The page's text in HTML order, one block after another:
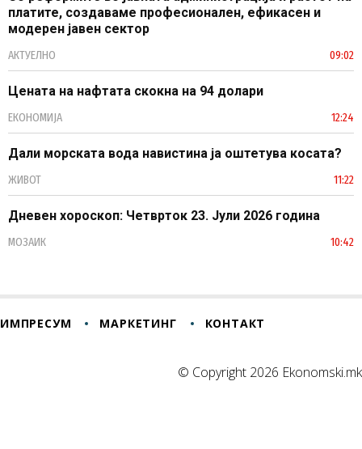
платите, создаваме професионален, ефикасен и
модерен јавен сектор
АКТУЕЛНО 09:02
Цената на нафтата скокна на 94 долари
ЕКОНОМИЈА 12:24
Дали морската вода навистина ја оштетува косата?
ЖИВОТ 11:22
Дневен хороскоп: Четврток 23. Јули 2026 година
МОЗАИК 10:42
ИМПРЕСУМ МАРКЕТИНГ КОНТАКТ
© Copyright 2026 Ekonomski.mk